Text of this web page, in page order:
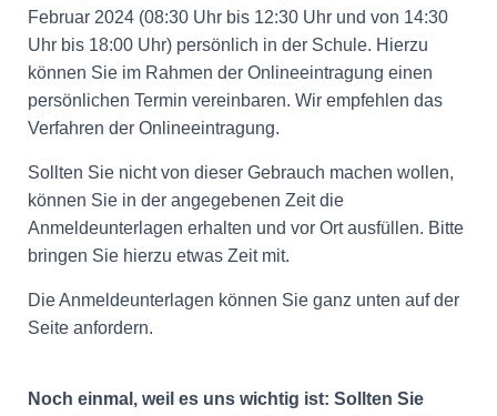
Februar 2024 (08:30 Uhr bis 12:30 Uhr und von 14:30
Uhr bis 18:00 Uhr) persönlich in der Schule. Hierzu
können Sie im Rahmen der Onlineeintragung einen
persönlichen Termin vereinbaren. Wir empfehlen das
Verfahren der Onlineeintragung.
Sollten Sie nicht von dieser Gebrauch machen wollen,
können Sie in der angegebenen Zeit die
Anmeldeunterlagen erhalten und vor Ort ausfüllen. Bitte
bringen Sie hierzu etwas Zeit mit.
Die Anmeldeunterlagen können Sie ganz unten auf der
Seite anfordern.
Noch einmal, weil es uns wichtig ist: Sollten Sie